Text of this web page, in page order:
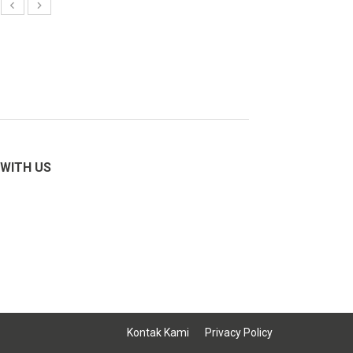
US
Kontak Kami Privacy Policy